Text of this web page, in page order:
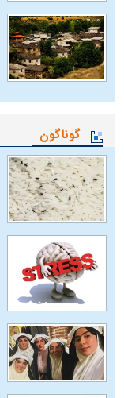
گوناگون